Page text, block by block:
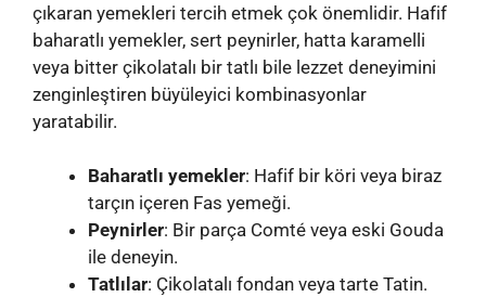
çıkaran yemekleri tercih etmek çok önemlidir. Hafif
baharatlı yemekler, sert peynirler, hatta karamelli
veya bitter çikolatalı bir tatlı bile lezzet deneyimini
zenginleştiren büyüleyici kombinasyonlar
yaratabilir.
Baharatlı yemekler: Hafif bir köri veya biraz
tarçın içeren Fas yemeği.
Peynirler: Bir parça Comté veya eski Gouda
ile deneyin.
Tatlılar: Çikolatalı fondan veya tarte Tatin.